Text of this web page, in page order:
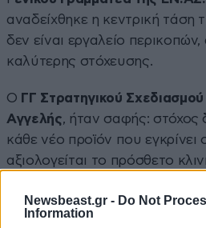
Newsbeast.gr - Do Not
Information
αναδείχθηκε η κεντρική τάση
δεν είναι εργαλείο
καλύτερης στόχευσης.
Ο ΓΓ Στρατηγικού
Αγγελής, ήταν σαφής: στόχος
κάθε νέο προϊόν που
αξιολογείται το πρόσθετο
ασθενείς παίρνουν θεραπείες